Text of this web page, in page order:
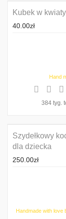
Kubek w kwiaty
40.00zł
Hand
384 tyg.
Szydełkowy
dla dziecka
250.00zł
Handmade with love